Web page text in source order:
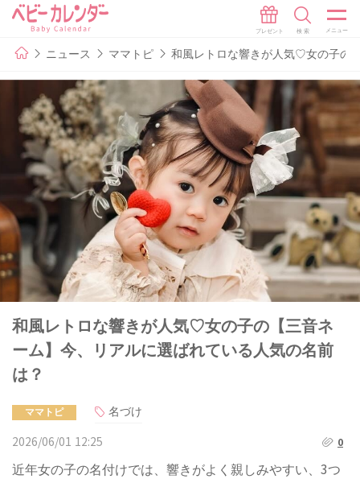
ニュース ママトピ 和風レトロな響きが人気♡女の子の
和風レトロな響きが人気♡女の子の【三音ネ
ーム】今、リアルに選ばれている人気の名前
は？
ママトピ 名づけ
2026/06/01 12:25 0
近年女の子の名付けでは、響きがよく親しみやすい、3つ